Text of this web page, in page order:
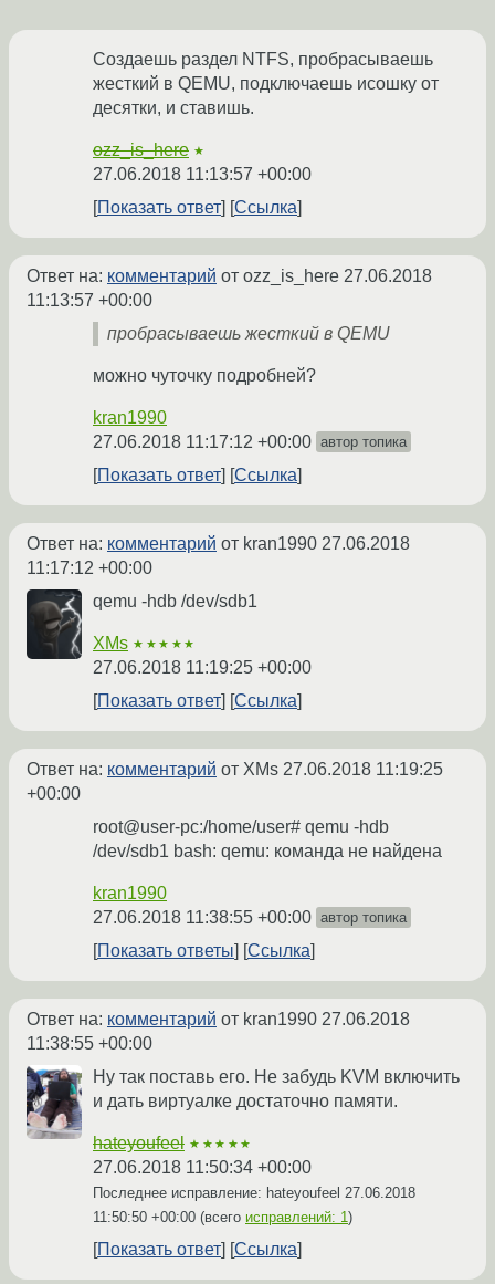
Создаешь раздел NTFS, пробрасываешь
жесткий в QEMU, подключаешь исошку от
десятки, и ставишь.
ozz_is_here ★
27.06.2018 11:13:57 +00:00
Показать ответ
Ссылка
Ответ на: комментарий от ozz_is_here 27.06.2018
11:13:57 +00:00
пробрасываешь жесткий в QEMU
можно чуточку подробней?
kran1990
27.06.2018 11:17:12 +00:00 автор топика
Показать ответ Ссылка
Ответ на: комментарий от kran1990 27.06.2018
11:17:12 +00:00
qemu -hdb /dev/sdb1
XMs ★★★★★
27.06.2018 11:19:25 +00:00
Показать ответ
Ссылка
Ответ на: комментарий от XMs 27.06.2018 11:19:25
+00:00
root@user-pc:/home/user# qemu -hdb
/dev/sdb1 bash: qemu: команда не найдена
kran1990
27.06.2018 11:38:55 +00:00 автор топика
Показать ответы Ссылка
Ответ на: комментарий от kran1990 27.06.2018
11:38:55 +00:00
Ну так поставь его. Не забудь KVM включить
и дать виртуалке достаточно памяти.
hateyoufeel ★★★★★
27.06.2018 11:50:34 +00:00
Последнее исправление: hateyoufeel 27.06.2018
11:50:50 +00:00 (всего исправлений: 1)
Показать ответ Ссылка